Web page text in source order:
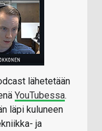
lähetetään
YouTubessa.
läpi kuluneen
ja